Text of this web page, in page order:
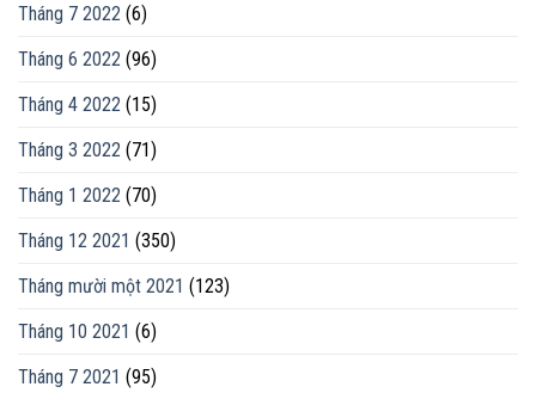
Tháng 7 2022 (6)
Tháng 6 2022 (96)
Tháng 4 2022 (15)
Tháng 3 2022 (71)
Tháng 1 2022 (70)
Tháng 12 2021 (350)
Tháng mười một 2021 (123)
Tháng 10 2021 (6)
Tháng 7 2021 (95)